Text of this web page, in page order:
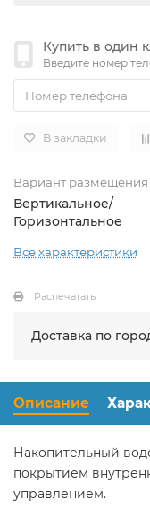
Купить в один
Введите номер
В закладки
Вариант размещения
Вертикальное/
Горизонтальное
Все характеристики
Распечатать
Доставка по
Описание
Накопительный
покрытием
управлением.